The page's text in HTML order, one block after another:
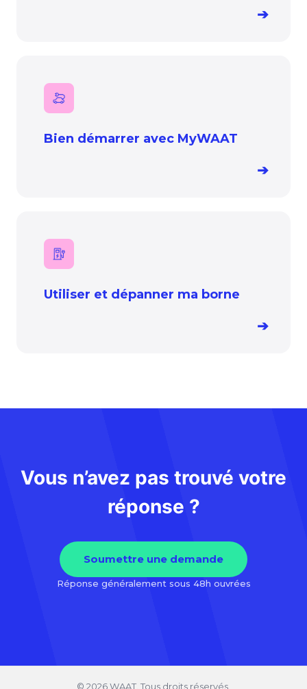
➔
Bien démarrer avec MyWAAT
➔
Utiliser et dépanner ma borne
➔
Vous n’avez pas trouvé votre
réponse ?
Soumettre une demande
Réponse généralement sous 48h ouvrées
© 2026 WAAT. Tous droits réservés.